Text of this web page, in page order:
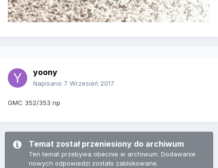
yoony
Napisano 7 Wrzesień 2017
GMC 352/353 np
Temat został przeniesiony do archiwum
Ten temat przebywa obecnie w archiwum. Dodawanie
nowych odpowiedzi zostało zablokowane.